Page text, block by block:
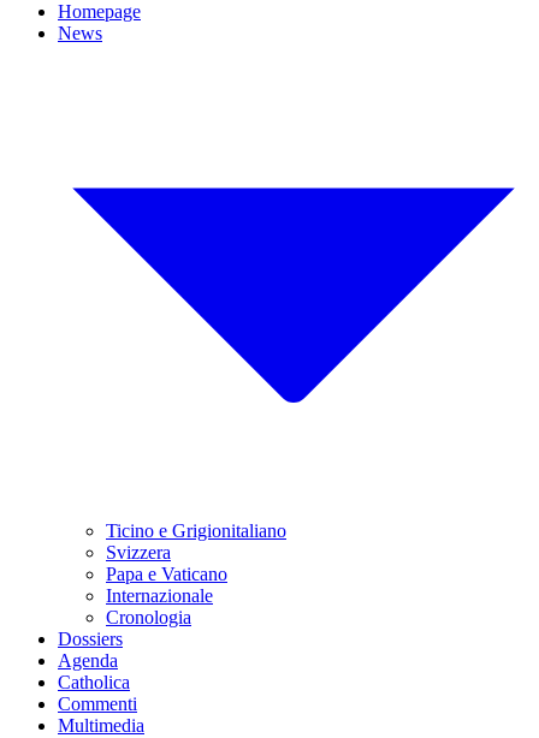
Homepage
News
Ticino e Grigionitaliano
Svizzera
Papa e Vaticano
Internazionale
Cronologia
Dossiers
Agenda
Catholica
Commenti
Multimedia